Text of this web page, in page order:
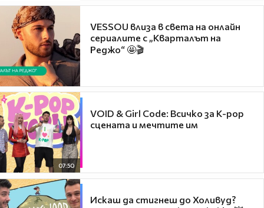
VESSOU влиза в света на онлайн
сериалите с „Кварталът на
Реджо“ 🤩🎬
07:50
VOID & Girl Code: Всичко за K-pop
сцената и мечтите им
Искаш да стигнеш до Холивуд?